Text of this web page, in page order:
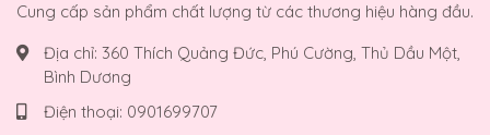
Cung cấp sản phẩm chất lượng từ các thương hiệu hàng đầu.
Địa chỉ: 360 Thích Quảng Đức, Phú Cường, Thủ Dầu Một,
Bình Dương
Điện thoại: 0901699707